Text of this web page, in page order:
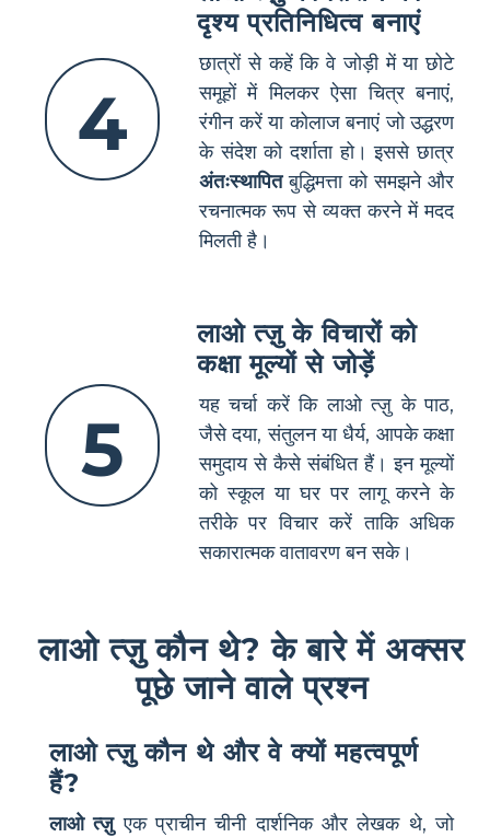
4
दृश्य प्रतिनिधित्व बनाएं
छात्रों से कहें कि वे जोड़ी में या छोटे
समूहों में मिलकर ऐसा चित्र बनाएं,
रंगीन करें या कोलाज बनाएं जो उद्धरण
के संदेश को दर्शाता हो। इससे छात्र
अंतःस्थापितबुद्धिमत्ता को समझने और
रचनात्मक रूप से व्यक्त करने में मदद
मिलती है।
5
लाओ त्ज़ु के विचारों को
कक्षा मूल्यों से जोड़ें
यह चर्चा करें कि लाओ त्ज़ु के पाठ,
जैसे दया, संतुलन या धैर्य, आपके कक्षा
समुदाय से कैसे संबंधित हैं। इन मूल्यों
को स्कूल या घर पर लागू करने के
तरीके पर विचार करें ताकि अधिक
सकारात्मक वातावरण बन सके।
लाओ त्ज़ु कौन थे? के बारे में अक्सर
पूछे जाने वाले प्रश्न
लाओ त्ज़ु कौन थे और वे क्यों महत्वपूर्ण
हैं?
लाओ त्ज़ुएक प्राचीन चीनी दार्शनिक और लेखक थे, जो